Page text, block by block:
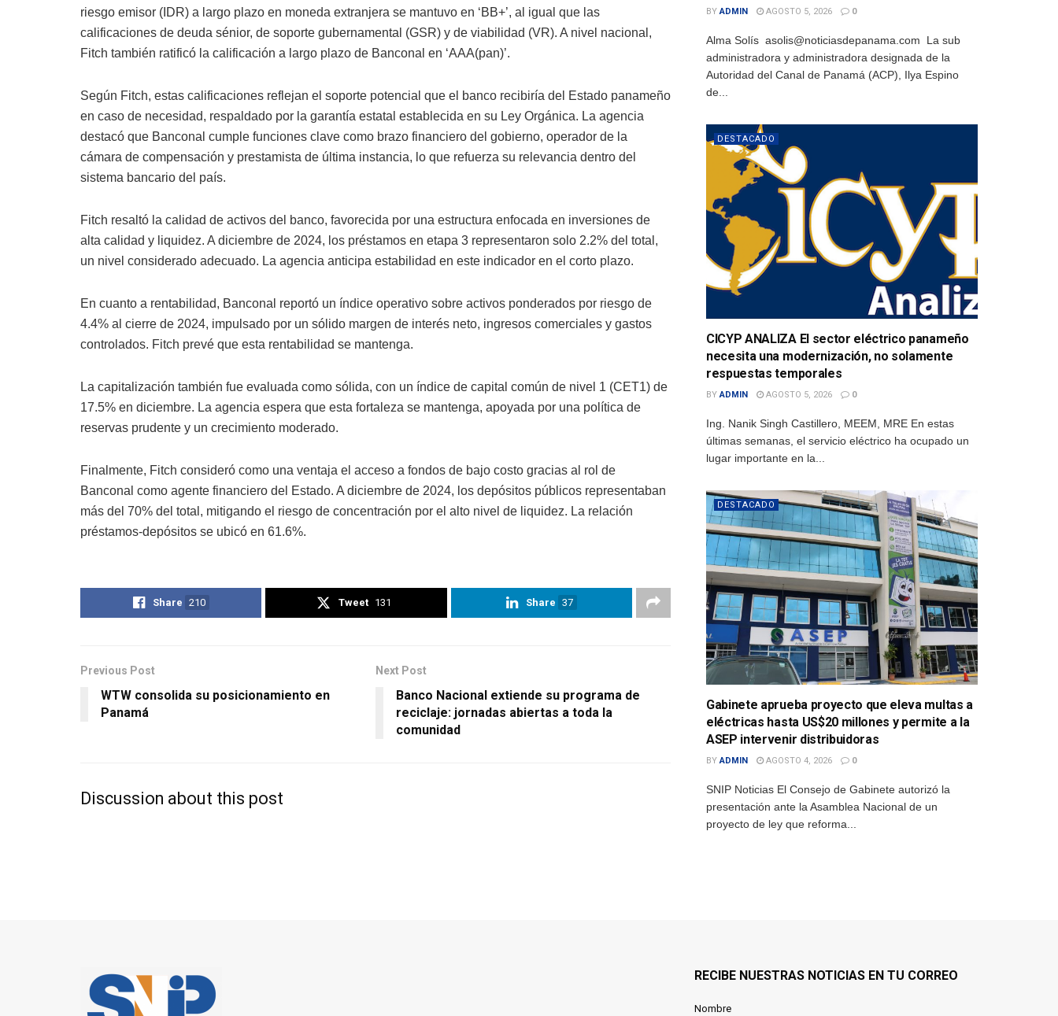
riesgo emisor (IDR) a largo plazo en moneda extranjera se mantuvo en ‘BB+’, al igual que las
calificaciones de deuda sénior, de soporte gubernamental (GSR) y de viabilidad (VR). A nivel nacional,
Fitch también ratificó la calificación a largo plazo de Banconal en ‘AAA(pan)’.
Según Fitch, estas calificaciones reflejan el soporte potencial que el banco recibiría del Estado panameño
en caso de necesidad, respaldado por la garantía estatal establecida en su Ley Orgánica. La agencia
destacó que Banconal cumple funciones clave como brazo financiero del gobierno, operador de la
cámara de compensación y prestamista de última instancia, lo que refuerza su relevancia dentro del
sistema bancario del país.
Fitch resaltó la calidad de activos del banco, favorecida por una estructura enfocada en inversiones de
alta calidad y liquidez. A diciembre de 2024, los préstamos en etapa 3 representaron solo 2.2% del total,
un nivel considerado adecuado. La agencia anticipa estabilidad en este indicador en el corto plazo.
En cuanto a rentabilidad, Banconal reportó un índice operativo sobre activos ponderados por riesgo de
4.4% al cierre de 2024, impulsado por un sólido margen de interés neto, ingresos comerciales y gastos
controlados. Fitch prevé que esta rentabilidad se mantenga.
La capitalización también fue evaluada como sólida, con un índice de capital común de nivel 1 (CET1) de
17.5% en diciembre. La agencia espera que esta fortaleza se mantenga, apoyada por una política de
reservas prudente y un crecimiento moderado.
Finalmente, Fitch consideró como una ventaja el acceso a fondos de bajo costo gracias al rol de
Banconal como agente financiero del Estado. A diciembre de 2024, los depósitos públicos representaban
más del 70% del total, mitigando el riesgo de concentración por el alto nivel de liquidez. La relación
préstamos-depósitos se ubicó en 61.6%.
Share 210 Tweet 131 Share 37
Previous Post
WTW consolida su posicionamiento en
Panamá
Next Post
Banco Nacional extiende su programa de
reciclaje: jornadas abiertas a toda la
comunidad
Discussion about this post
BY ADMIN AGOSTO 5, 2026 0
Alma Solís asolis@noticiasdepanama.com La sub
administradora y administradora designada de la
Autoridad del Canal de Panamá (ACP), Ilya Espino
de...
DESTACADO
CICYP ANALIZA El sector eléctrico panameño
necesita una modernización, no solamente
respuestas temporales
BY ADMIN AGOSTO 5, 2026 0
Ing. Nanik Singh Castillero, MEEM, MRE En estas
últimas semanas, el servicio eléctrico ha ocupado un
lugar importante en la...
DESTACADO
Gabinete aprueba proyecto que eleva multas a
eléctricas hasta US$20 millones y permite a la
ASEP intervenir distribuidoras
BY ADMIN AGOSTO 4, 2026 0
SNIP Noticias El Consejo de Gabinete autorizó la
presentación ante la Asamblea Nacional de un
proyecto de ley que reforma...
RECIBE NUESTRAS NOTICIAS EN TU CORREO
Nombre